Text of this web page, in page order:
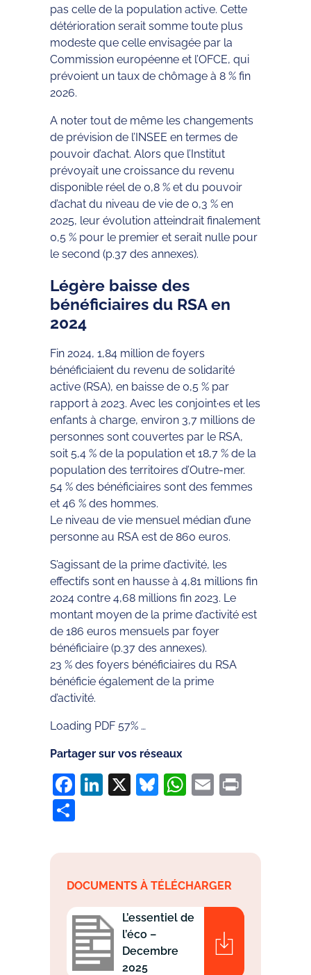
pas celle de la population active. Cette
détérioration serait somme toute plus
modeste que celle envisagée par la
Commission européenne et l’OFCE, qui
prévoient un taux de chômage à 8 % fin
2026.
A noter tout de même les changements
de prévision de l’INSEE en termes de
pouvoir d’achat. Alors que l’Institut
prévoyait une croissance du revenu
disponible réel de 0,8 % et du pouvoir
d’achat du niveau de vie de 0,3 % en
2025, leur évolution atteindrait finalement
0,5 % pour le premier et serait nulle pour
le second (p.37 des annexes).
Légère baisse des
bénéficiaires du RSA en
2024
Fin 2024, 1,84 million de foyers
bénéficiaient du revenu de solidarité
active (RSA), en baisse de 0,5 % par
rapport à 2023. Avec les conjoint·es et les
enfants à charge, environ 3,7 millions de
personnes sont couvertes par le RSA,
soit 5,4 % de la population et 18,7 % de la
population des territoires d’Outre-mer.
54 % des bénéficiaires sont des femmes
et 46 % des hommes.
Le niveau de vie mensuel médian d’une
personne au RSA est de 860 euros.
S’agissant de la prime d’activité, les
effectifs sont en hausse à 4,81 millions fin
2024 contre 4,68 millions fin 2023. Le
montant moyen de la prime d’activité est
de 186 euros mensuels par foyer
bénéficiaire (p.37 des annexes).
23 % des foyers bénéficiaires du RSA
bénéficie également de la prime
d’activité.
Loading PDF 57% …
Partager sur vos réseaux
Facebook
LinkedIn
X Bluesky
WhatsApp
Email
DOCUMENTS À TÉLÉCHARGER
L’essentiel de
l’éco –
Decembre
2025